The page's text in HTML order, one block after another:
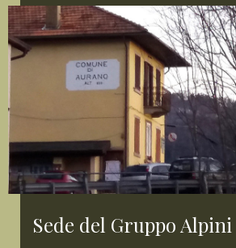
Sede del Gruppo Alpini